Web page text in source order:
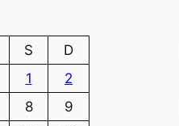
S
D
1
2
8
9